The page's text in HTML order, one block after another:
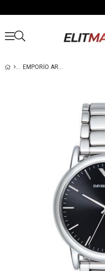
EMPORIO ARMANI AR2499 ERKEK KOL SAATI